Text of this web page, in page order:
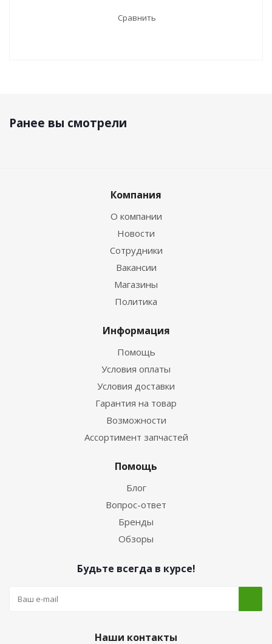
Сравнить
Ранее вы смотрели
Компания
О компании
Новости
Сотрудники
Вакансии
Магазины
Политика
Информация
Помощь
Условия оплаты
Условия доставки
Гарантия на товар
Возможности
Ассортимент запчастей
Помощь
Блог
Вопрос-ответ
Бренды
Обзоры
Будьте всегда в курсе!
Наши контакты